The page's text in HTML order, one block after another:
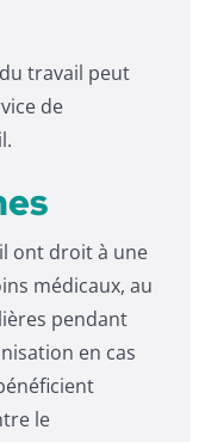
travail peut
de
ont droit à une
médicaux, au
pendant
en cas
le